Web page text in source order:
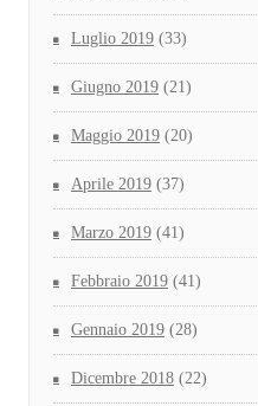
Luglio 2019 (33)
Giugno 2019 (21)
Maggio 2019 (20)
Aprile 2019 (37)
Marzo 2019 (41)
Febbraio 2019 (41)
Gennaio 2019 (28)
Dicembre 2018 (22)